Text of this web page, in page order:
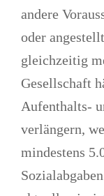
andere
oder
gleichzeitig
Gesellschaft
Aufenthalts-
verlängern,
mindestens